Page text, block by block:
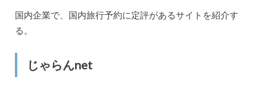
国内企業で、国内旅行予約に定評があるサイトを紹介す
る。
じゃらんnet